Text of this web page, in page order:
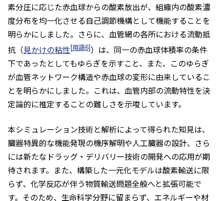
素分圧に応じた赤血球からの酸素放出が、組織内の酸素濃
度分布を均一化させる自己調節機構として機能することを
明らかにしました。さらに、血管網の各所における流動抵
抗（見かけの粘性[用語6]）は、同一の赤血球体積率の条件
下であったとしてもゆらぎを示すこと、また、このゆらぎ
が血管ネットワーク構造や赤血球の変形に由来しているこ
とを明らかにしました。これは、血管内部の流動特性を決
定論的に推定することの難しさを示唆しています。
本シミュレーション技術と解析によって得られた知見は、
臓器特異的な機能発現の機序解明や人工臓器の設計、さら
には新たなドラッグ・デリバリー技術の開発への応用が期
待されます。また、構築した一元化モデルは酸素輸送に限
らず、化学反応が伴う物質輸送問題全般へと拡張可能で
す。そのため、生命科学分野に留まらず、エネルギーや材